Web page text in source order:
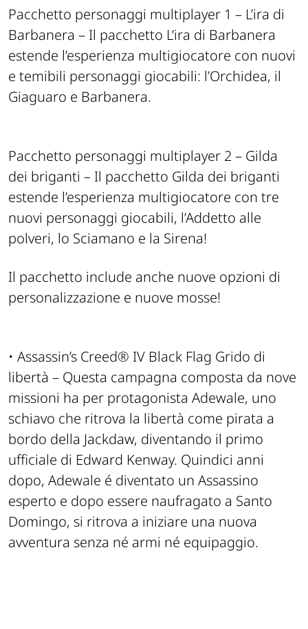
Pacchetto personaggi multiplayer 1 – L’ira di
Barbanera – Il pacchetto L’ira di Barbanera
estende l’esperienza multigiocatore con nuovi
e temibili personaggi giocabili: l’Orchidea, il
Giaguaro e Barbanera.
Pacchetto personaggi multiplayer 2 – Gilda
dei briganti – Il pacchetto Gilda dei briganti
estende l’esperienza multigiocatore con tre
nuovi personaggi giocabili, l’Addetto alle
polveri, lo Sciamano e la Sirena!
Il pacchetto include anche nuove opzioni di
personalizzazione e nuove mosse!
• Assassin’s Creed® IV Black Flag Grido di
libertà – Questa campagna composta da nove
missioni ha per protagonista Adewale, uno
schiavo che ritrova la libertà come pirata a
bordo della Jackdaw, diventando il primo
ufficiale di Edward Kenway. Quindici anni
dopo, Adewale é diventato un Assassino
esperto e dopo essere naufragato a Santo
Domingo, si ritrova a iniziare una nuova
avventura senza né armi né equipaggio.